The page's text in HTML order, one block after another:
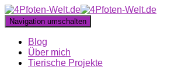
Navigation umschalten
Blog
Über mich
Tierische Projekte